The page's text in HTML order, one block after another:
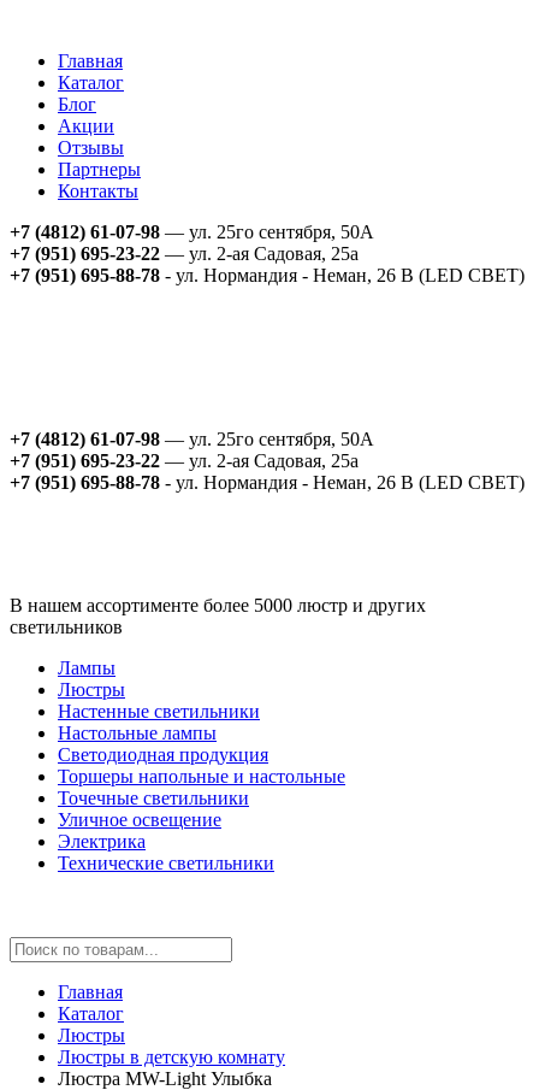
Главная
Каталог
Блог
Акции
Отзывы
Партнеры
Контакты
+7 (4812) 61-07-98 — ул. 25го сентября, 50А
+7 (951) 695-23-22 — ул. 2-ая Садовая, 25а
+7 (951) 695-88-78 - ул. Нормандия - Неман, 26 В (LED СВЕТ)
+7 (4812) 61-07-98 — ул. 25го сентября, 50А
+7 (951) 695-23-22 — ул. 2-ая Садовая, 25а
+7 (951) 695-88-78 - ул. Нормандия - Неман, 26 В (LED СВЕТ)
В нашем ассортименте более 5000 люстр и других
светильников
Лампы
Люстры
Настенные светильники
Настольные лампы
Светодиодная продукция
Торшеры напольные и настольные
Точечные светильники
Уличное освещение
Электрика
Технические светильники
Главная
Каталог
Люстры
Люстры в детскую комнату
Люстра MW-Light Улыбка